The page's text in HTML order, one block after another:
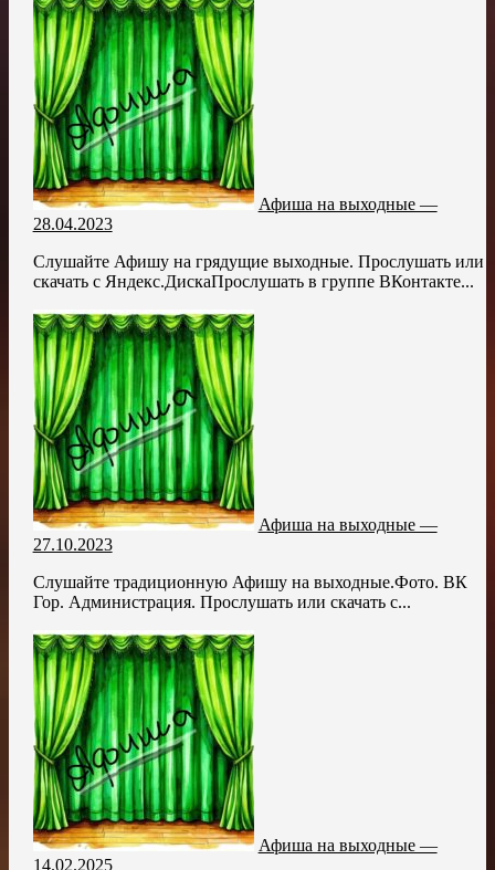
Афиша на выходные —
28.04.2023
Слушайте Афишу на грядущие выходные. Прослушать или
скачать с Яндекс.ДискаПрослушать в группе ВКонтакте...
Афиша на выходные —
27.10.2023
Слушайте традиционную Афишу на выходные.Фото. ВК
Гор. Администрация. Прослушать или скачать с...
Афиша на выходные —
14.02.2025